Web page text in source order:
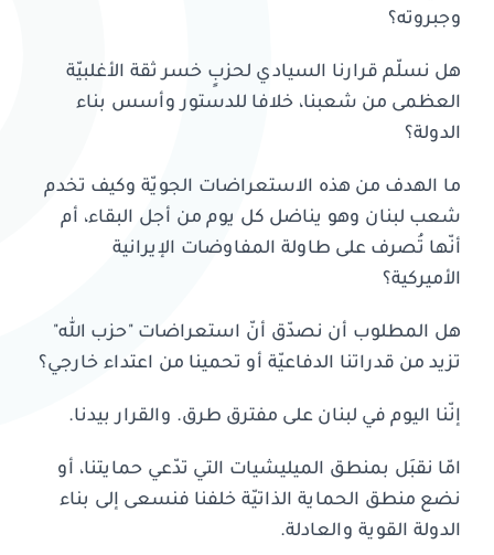
وجبروته؟
هل نسلّم قرارنا السيادي لحزبٍ خسر ثقة الأغلبيّة
العظمى من شعبنا، خلافا للدستور وأسس بناء
الدولة؟
ما الهدف من هذه الاستعراضات الجويّة وكيف تخدم
شعب لبنان وهو يناضل كل يوم من أجل البقاء، أم
أنّها تُصرف على طاولة المفاوضات الإيرانية
الأميركية؟
هل المطلوب أن نصدّق أنّ استعراضات "حزب الله"
تزيد من قدراتنا الدفاعيّة أو تحمينا من اعتداء خارجي؟
إنّنا اليوم في لبنان على مفترق طرق. والقرار بيدنا.
امّا نقبَل بمنطق الميليشيات التي تدّعي حمايتنا، أو
نضع منطق الحماية الذاتيّة خلفنا فنسعى إلى بناء
الدولة القوية والعادلة.